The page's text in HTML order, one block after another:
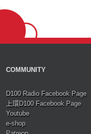
COMMUNITY
D100 Radio Facebook Page
上環D100 Facebook Page
Youtube
e-shop